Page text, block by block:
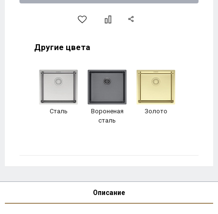
Другие цвета
Сталь
Вороненая
сталь
Золото
Описание